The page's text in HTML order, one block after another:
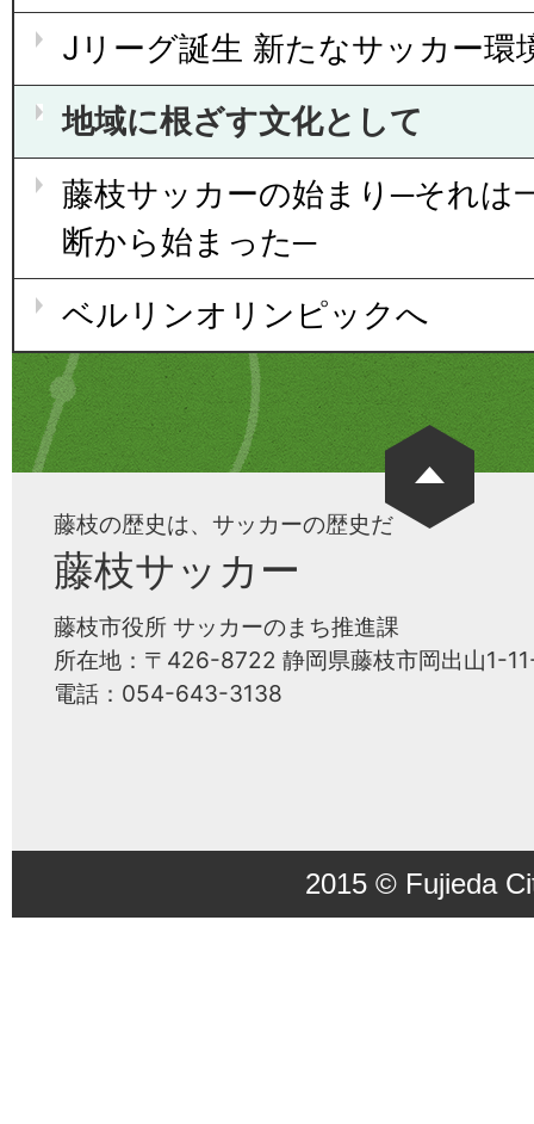
Jリーグ誕生 新たなサッカー環
地域に根ざす文化として
藤枝サッカーの始まり─それは
断から始まった─
ベルリンオリンピックへ
藤枝の歴史は、サッカーの歴史だ
藤枝サッカー
藤枝市役所 サッカーのまち推進課
所在地：〒426-8722 静岡県藤枝市岡出山1-
電話：054-643-3138
2015 © Fujieda